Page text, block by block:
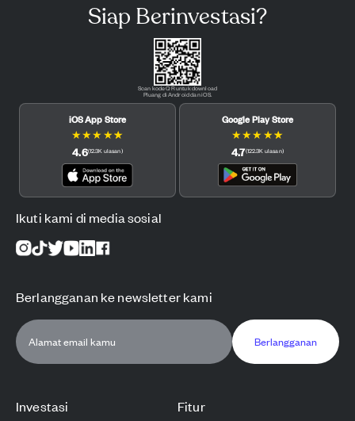
Investasi Fitur
Siap Berinvestasi?
Scan kode QR untuk download
Pluang di Android dan iOS.
iOS App Store
★★★ ★★
4.6(12.3K ulasan)
Google Play Store
★★★ ★★
4.7(122.3K ulasan)
Ikuti kami di media sosial
Berlangganan ke newsletter kami
Berlangganan